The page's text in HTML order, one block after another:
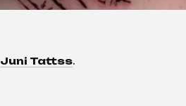
Juni Tattss.